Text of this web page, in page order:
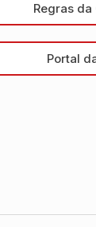
Regras
Portal